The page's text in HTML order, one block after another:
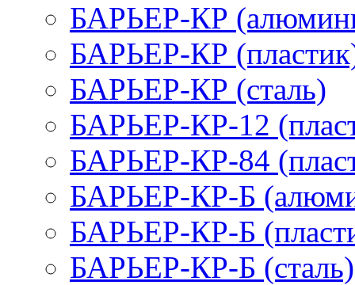
БАРЬЕР-КР
БАРЬЕР-КР
БАРЬЕР-КР (сталь)
БАРЬЕР-КР-12
БАРЬЕР-КР-84
БАРЬЕР-КР-Б
БАРЬЕР-КР-Б
БАРЬЕР-КР-Б (сталь)